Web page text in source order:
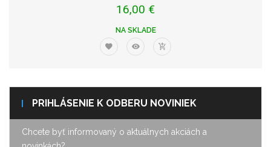
16,00 €
NA SKLADE
PRIHLÁSENIE K ODBERU NOVINIEK
Chcete byť informovaný o aktuálnych akciách a